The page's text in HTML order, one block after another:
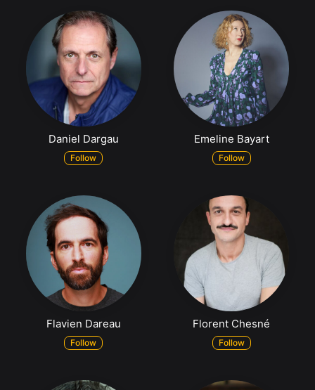
Daniel Dargau
Follow
Emeline Bayart
Follow
Flavien Dareau
Follow
Florent Chesné
Follow